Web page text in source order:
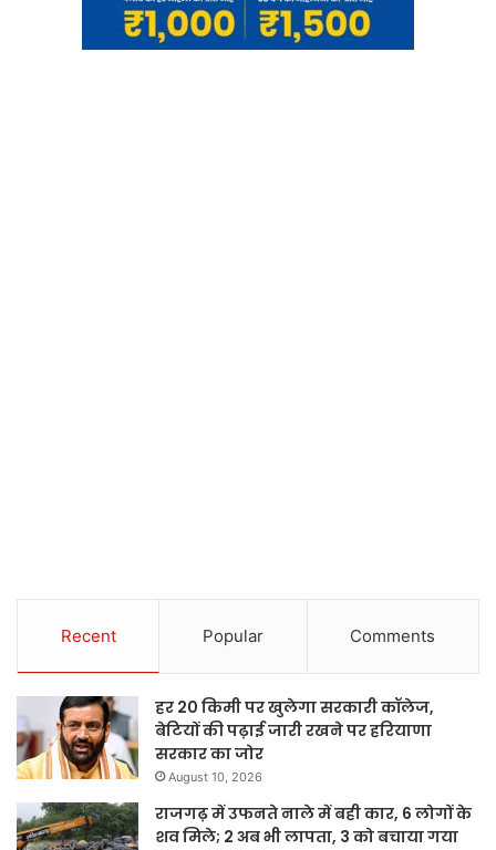
Recent Popular Comments
हर 20 किमी पर खुलेगा सरकारी कॉलेज,
बेटियों की पढ़ाई जारी रखने पर हरियाणा
सरकार का जोर
August 10, 2026
राजगढ़ में उफनते नाले में बही कार, 6 लोगों के
शव मिले; 2 अब भी लापता, 3 को बचाया गया